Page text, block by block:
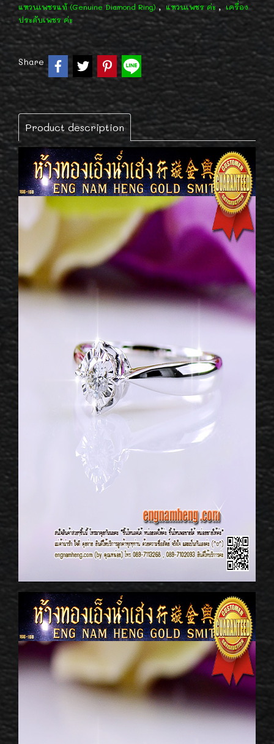
แหวนเพชรแท้ (Genuine Diamond Ring) , แหวนเพชร ค่ะ , เครื่อง
ประดับเพชร ค่ะ
Share
Product description